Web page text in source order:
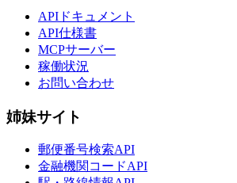
APIドキュメント
API仕様書
MCPサーバー
稼働状況
お問い合わせ
姉妹サイト
郵便番号検索API
金融機関コードAPI